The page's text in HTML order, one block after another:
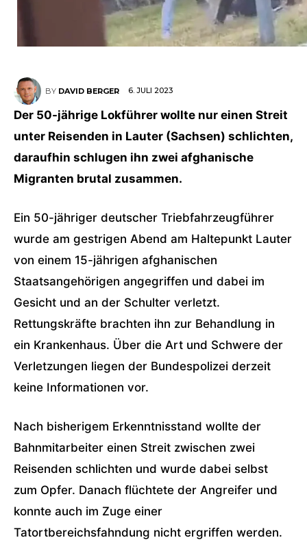
BY DAVID BERGER 6. JULI 2023
Der 50-jährige Lokführer wollte nur einen Streit
unter Reisenden in Lauter (Sachsen) schlichten,
daraufhin schlugen ihn zwei afghanische
Migranten brutal zusammen.
Ein 50-jähriger deutscher Triebfahrzeugführer
wurde am gestrigen Abend am Haltepunkt Lauter
von einem 15-jährigen afghanischen
Staatsangehörigen angegriffen und dabei im
Gesicht und an der Schulter verletzt.
Rettungskräfte brachten ihn zur Behandlung in
ein Krankenhaus. Über die Art und Schwere der
Verletzungen liegen der Bundespolizei derzeit
keine Informationen vor.
Nach bisherigem Erkenntnisstand wollte der
Bahnmitarbeiter einen Streit zwischen zwei
Reisenden schlichten und wurde dabei selbst
zum Opfer. Danach flüchtete der Angreifer und
konnte auch im Zuge einer
Tatortbereichsfahndung nicht ergriffen werden.